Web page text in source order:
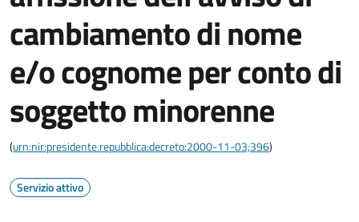
cambiamento di nome
e/o cognome per conto di
soggetto minorenne
(urn:nir:presidente.repubblica:decreto:2000-11-03;396)
Servizio attivo